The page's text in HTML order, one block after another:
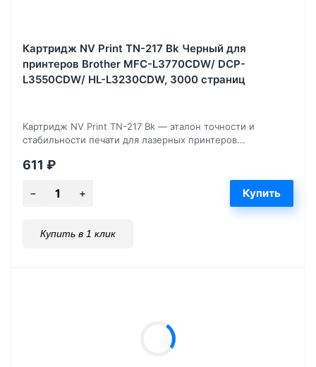
Картридж NV Print TN-217 Bk Черный для
принтеров Brother MFC-L3770CDW/ DCP-
L3550CDW/ HL-L3230CDW, 3000 страниц
Картридж NV Print TN-217 Bk — эталон точности и
стабильности печати для лазерных принтеров...
611 ₽
Купить в 1 клик